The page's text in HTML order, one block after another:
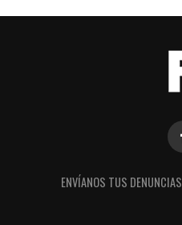
ENVÍANOS TUS DENUNCIAS